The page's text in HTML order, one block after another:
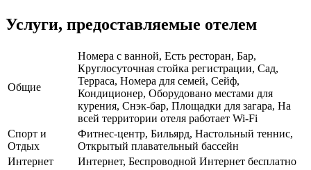
Услуги, предоставляемые отелем
Общие
Номера с ванной, Есть ресторан, Бар,
Круглосуточная стойка регистрации, Сад,
Терраса, Номера для семей, Сейф,
Кондиционер, Оборудовано местами для
курения, Снэк-бар, Площадки для загара, На
всей территории отеля работает Wi-Fi
Спорт и
Отдых
Фитнес-центр, Бильярд, Настольный теннис,
Открытый плавательный бассейн
Интернет
Интернет, Беспроводной Интернет бесплатно